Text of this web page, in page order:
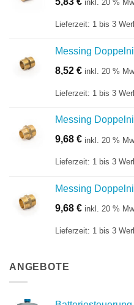
inkl. 20 %
Lieferzeit: 1 bis 3
Messing
8,52 € inkl. 20 %
Lieferzeit: 1 bis 3
Messing
9,68 € inkl. 20 %
Lieferzeit: 1 bis 3
Messing
9,68 € inkl. 20 %
Lieferzeit: 1 bis 3
ANGEBOTE